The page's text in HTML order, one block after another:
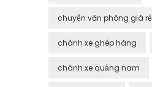
chuyển văn phòng giá rẻ
chành xe ghép hàng
chành xe quảng nam